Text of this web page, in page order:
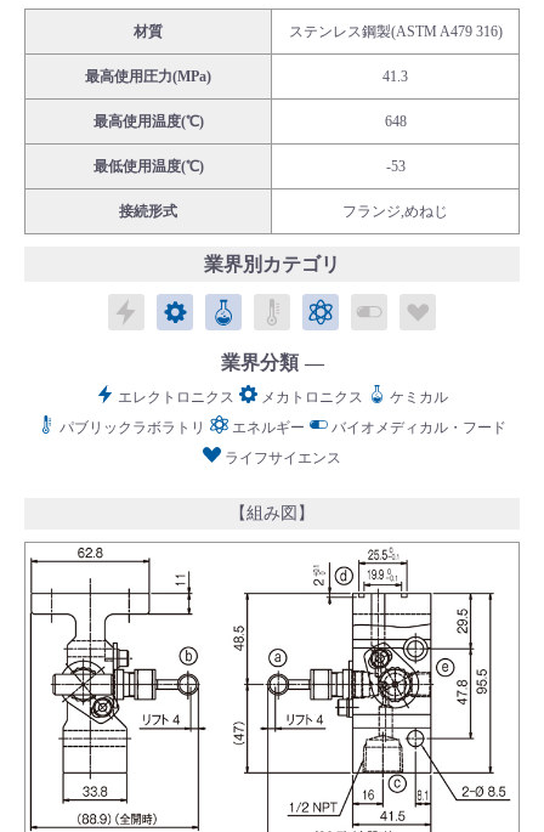
Language：日本語
材質 ステンレス鋼製(ASTM A479 316)
最高使用圧力(MPa) 41.3
最高使用温度(℃) 648
最低使用温度(℃) -53
接続形式 フランジ,めねじ
業界別カテゴリ
エレクトロニクス
メカトロニクス
ケミカルパブリックラボラトリ
エネルギーバイオメディカ
業界分類
エレクトロニクス メカトロニクス
ケミカル
パブリックラボラトリ
エネルギー
バイオメディカル・フード
ライフサイエンス
【組み図】